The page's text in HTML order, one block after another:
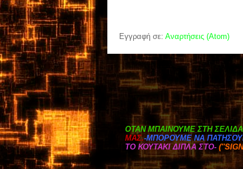
Εγγραφή σε: Αναρτήσεις (Atom)
OTAN ΜΠΑΙΝΟΥΜΕ ΣΤΗ
ΜΑΣ.-ΜΠΟΡΟΥΜΕ ΝΑ
ΤΟ ΚΟΥΤΑΚΙ ΔΙΠΛΑ ΣΤΟ-